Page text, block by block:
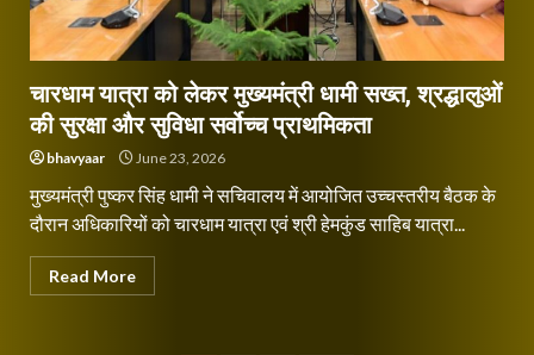
चारधाम यात्रा को लेकर मुख्यमंत्री धामी सख्त, श्रद्धालुओं
की सुरक्षा और सुविधा सर्वोच्च प्राथमिकता
bhavyaar June 23, 2026
मुख्यमंत्री पुष्कर सिंह धामी ने सचिवालय में आयोजित उच्चस्तरीय बैठक के
दौरान अधिकारियों को चारधाम यात्रा एवं श्री हेमकुंड साहिब यात्रा...
Read More